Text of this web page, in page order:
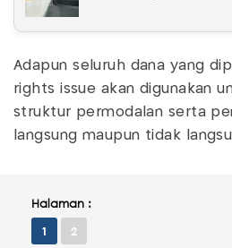
Adapun seluruh dana yang
rights issue akan digunakan
struktur permodalan serta
langsung maupun tidak
Halaman :
1 2